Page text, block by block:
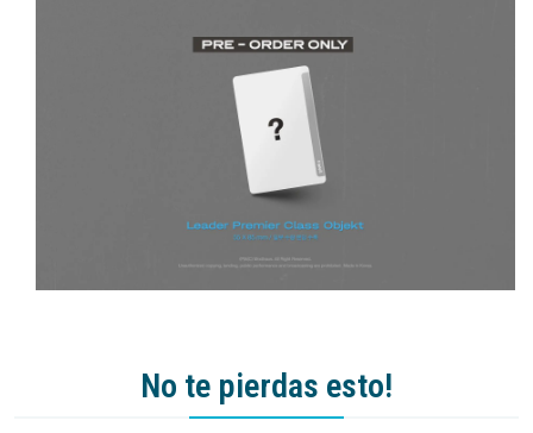
No te pierdas esto!